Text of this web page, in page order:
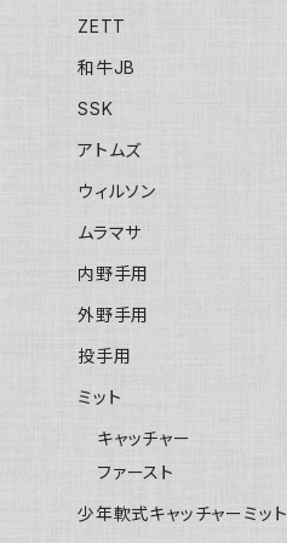
ZETT
和牛JB
SSK
アトムズ
ウィルソン
ムラマサ
内野手用
外野手用
投手用
ミット
キャッチャー
ファースト
少年軟式キャッチャーミット